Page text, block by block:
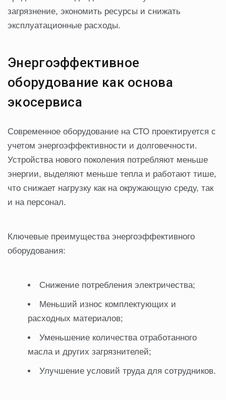
загрязнение, экономить ресурсы и снижать
эксплуатационные расходы.
Энергоэффективное
оборудование как основа
экосервиса
Современное оборудование на СТО проектируется с
учетом энергоэффективности и долговечности.
Устройства нового поколения потребляют меньше
энергии, выделяют меньше тепла и работают тише,
что снижает нагрузку как на окружающую среду, так
и на персонал.
Ключевые преимущества энергоэффективного
оборудования:
Снижение потребления электричества;
Меньший износ комплектующих и
расходных материалов;
Уменьшение количества отработанного
масла и других загрязнителей;
Улучшение условий труда для сотрудников.